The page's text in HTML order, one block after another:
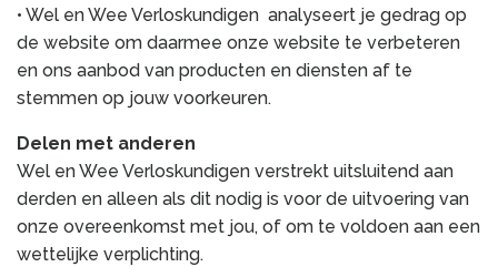
• Wel en Wee Verloskundigen analyseert je gedrag op
de website om daarmee onze website te verbeteren
en ons aanbod van producten en diensten af te
stemmen op jouw voorkeuren.
Delen met anderen
Wel en Wee Verloskundigen verstrekt uitsluitend aan
derden en alleen als dit nodig is voor de uitvoering van
onze overeenkomst met jou, of om te voldoen aan een
wettelijke verplichting.